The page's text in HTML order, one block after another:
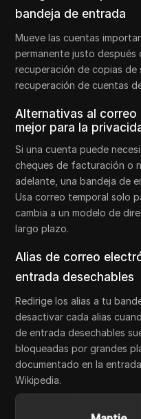
bandeja de entrada
Mueve las cuentas
permanente justo
recuperación de copias de
recuperación de cuentas
Alternativas al correo
mejor para la
Si una cuenta puede
cheques de facturación o
adelante, una bandeja de
Usa correo temporal solo
cambia a un modelo de
largo plazo.
Alias de correo
entrada desechables
Redirige los alias a tu
desactivar cada alias
de entrada desechables
bloqueadas por grandes
documentado en la
Wikipedia.